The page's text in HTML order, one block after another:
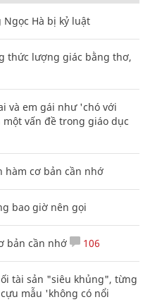
Ngọc Hà bị kỷ luật
thức lượng giác bằng thơ,
và em gái như 'chó với
vấn đề trong giáo dục
hàm cơ bản cần nhớ
bao giờ nên gọi
bản cần nhớ 106
tài sản "siêu khủng", từng
mẫu 'không có nổi